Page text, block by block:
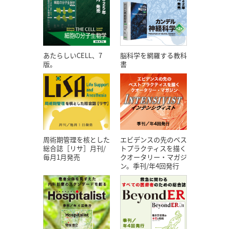
あたらしいCELL、7
版。
脳科学を網羅する教科
書
周術期管理を核とした
総合誌［リサ］月刊/
毎月1月発売
エビデンスの先のベス
トプラクティスを描く
クオータリー・マガジ
ン。季刊/年4回発行